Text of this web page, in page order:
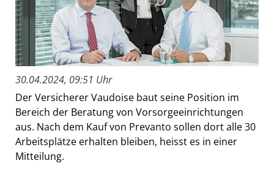
30.04.2024, 09:51 Uhr
Der Versicherer Vaudoise baut seine Position im
Bereich der Beratung von Vorsorgeeinrichtungen
aus. Nach dem Kauf von Prevanto sollen dort alle 30
Arbeitsplätze erhalten bleiben, heisst es in einer
Mitteilung.